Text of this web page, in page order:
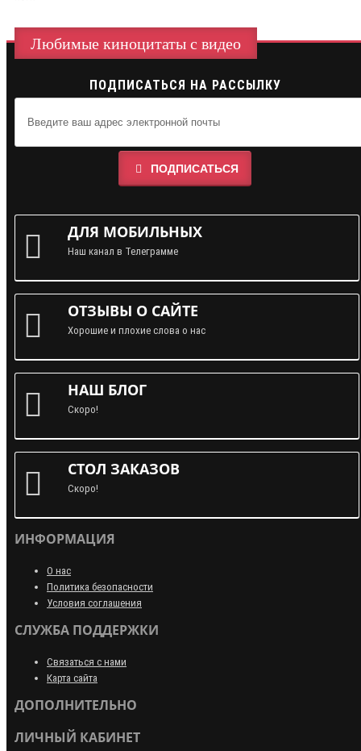
Любимые киноцитаты с видео
ПОДПИСАТЬСЯ НА РАССЫЛКУ
ПОДПИСАТЬСЯ
ДЛЯ МОБИЛЬНЫХ
Наш канал в Телеграмме
ОТЗЫВЫ О САЙТЕ
Хорошие и плохие слова о нас
НАШ БЛОГ
Скоро!
СТОЛ ЗАКАЗОВ
Скоро!
ИНФОРМАЦИЯ
О нас
Политика безопасности
Условия соглашения
СЛУЖБА ПОДДЕРЖКИ
Связаться с нами
Карта сайта
ДОПОЛНИТЕЛЬНО
ЛИЧНЫЙ КАБИНЕТ